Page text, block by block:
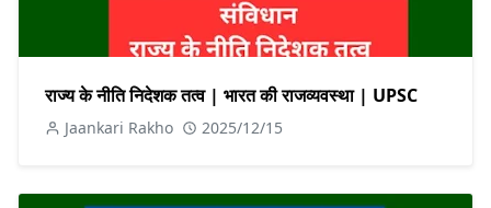
राज्य के नीति निदेशक तत्व | भारत की राजव्यवस्था | UPSC
Jaankari Rakho 2025/12/15